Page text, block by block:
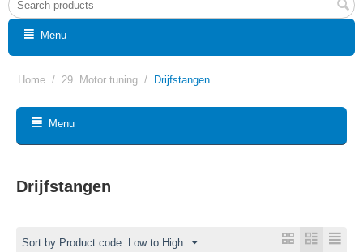
Menu
Home / 29. Motor tuning / Drijfstangen
Menu
Drijfstangen
Sort by Product code: Low to High